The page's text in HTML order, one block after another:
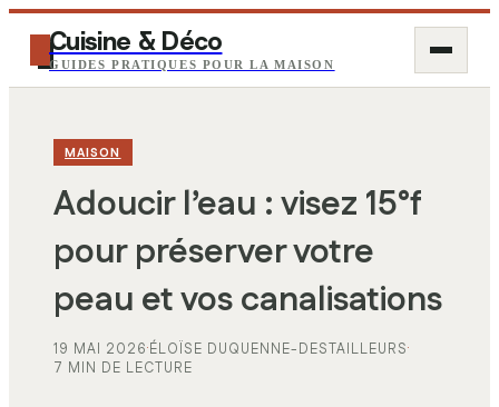
Cuisine & Déco
GUIDES PRATIQUES POUR LA MAISON
MAISON
Adoucir l’eau : visez 15°f
pour préserver votre
peau et vos canalisations
19 MAI 2026·ÉLOÏSE DUQUENNE-DESTAILLEURS·
7 MIN DE LECTURE